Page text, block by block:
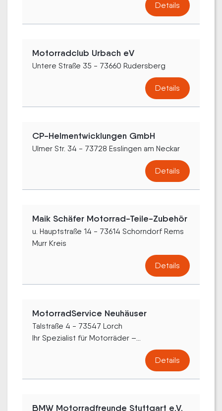
Details
Motorradclub Urbach eV
Untere Straße 35 - 73660 Rudersberg
Details
CP-Helmentwicklungen GmbH
Ulmer Str. 34 - 73728 Esslingen am Neckar
Details
Maik Schäfer Motorrad-Teile-Zubehör
u. Hauptstraße 14 - 73614 Schorndorf Rems
Murr Kreis
Details
MotorradService Neuhäuser
Talstraße 4 - 73547 Lorch
Ihr Spezialist für Motorräder –...
Details
BMW Motorradfreunde Stuttgart e.V.